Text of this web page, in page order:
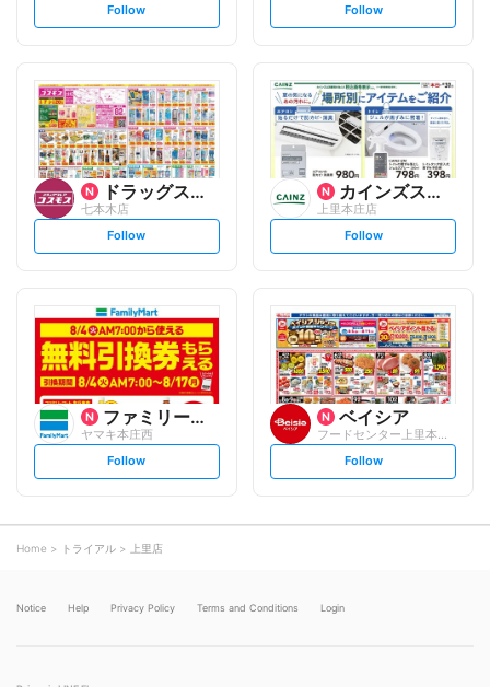
s
t
l
o
w
Follow
s
t
l
o
w
Follow
ドラッグストアコスモス
七本木店
s
t
l
o
w
Follow
カインズスーパーセンター
上里本庄店
s
t
o
w
Follow
ファミリーマート
ヤマキ本庄西
s
t
o
w
Follow
ベイシア
s
t
Follow
Home トライアル 上里店
Notice Help Privacy Policy Terms and Conditions Login